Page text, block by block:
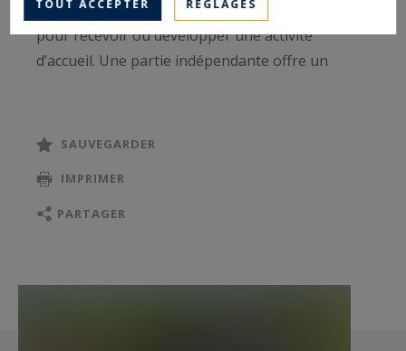
propose 7 chambres supplémentaires, parfaite
pour recevoir ou développer une activité
d’accueil. Une partie indépendante offre un
magistral d’époque vient souligner le caractère
unique et noble de l’ensemble.
la propriété bénéficie de plus de 200 oliviers
SAUVEGARDER
IMPRIMER
PARTAGER
TOUT ACCEPTER RÉGLAGES